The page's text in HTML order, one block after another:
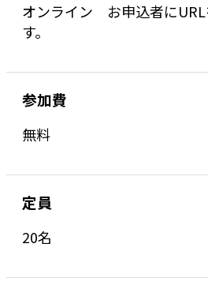
オンライン お申込者にURL
す。
参加費
無料
定員
20名